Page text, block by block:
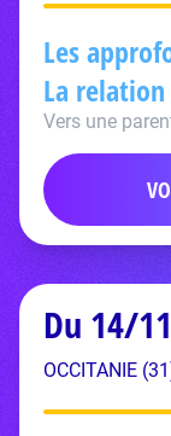
Les
La
Vers une
Du 14/
OCCITANIE